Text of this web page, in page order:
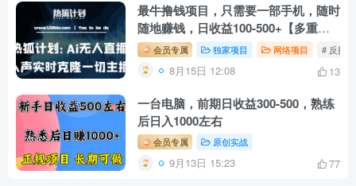
最牛撸钱项目，只需要一部手机，随时
随地赚钱，日收益100-500+【多重收
益长期稳定】
会员专属 独家项目 网络项目 # 反撸
8月15日 12:08 13
一台电脑，前期日收益300-500，熟练
后日入1000左右
会员专属 原创实战
9月13日 15:23 77